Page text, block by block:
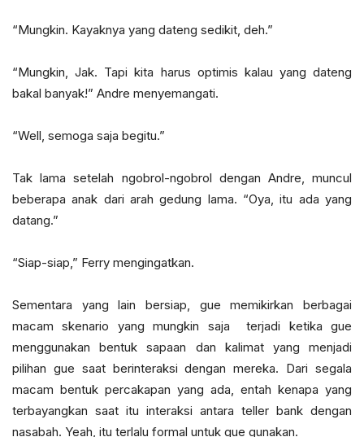
“Mungkin. Kayaknya yang dateng sedikit, deh.”
“Mungkin, Jak. Tapi kita harus optimis kalau yang dateng
bakal banyak!” Andre menyemangati.
“Well, semoga saja begitu.”
Tak lama setelah ngobrol-ngobrol dengan Andre, muncul
beberapa anak dari arah gedung lama. “Oya, itu ada yang
datang.”
“Siap-siap,” Ferry mengingatkan.
Sementara yang lain bersiap, gue memikirkan berbagai
macam skenario yang mungkin saja terjadi ketika gue
menggunakan bentuk sapaan dan kalimat yang menjadi
pilihan gue saat berinteraksi dengan mereka. Dari segala
macam bentuk percakapan yang ada, entah kenapa yang
terbayangkan saat itu interaksi antara teller bank dengan
nasabah. Yeah, itu terlalu formal untuk gue gunakan.